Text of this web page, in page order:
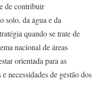
de contribuir
solo, da água e da
quando se trate de
nacional de áreas
orientada para as
necessidades de gestão dos